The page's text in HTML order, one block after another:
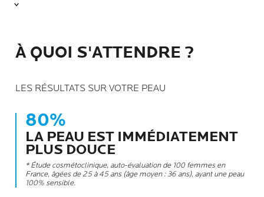
À QUOI S'ATTENDRE ?
LES RÉSULTATS SUR VOTRE PEAU
80%
LA PEAU EST IMMÉDIATEMENT
PLUS DOUCE
* Étude cosmétoclinique, auto-évaluation de 100 femmes en
France, âgées de 25 à 45 ans (âge moyen : 36 ans), ayant une peau
100% sensible.